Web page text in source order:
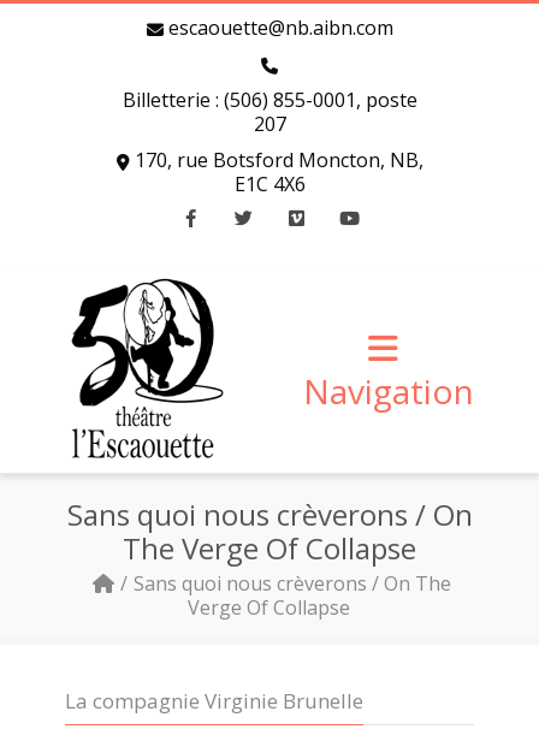
escaouette@nb.aibn.com
Billetterie : (506) 855-0001, poste
207
170, rue Botsford Moncton, NB,
E1C 4X6
Navigation
Sans quoi nous crèverons / On
The Verge Of Collapse
Sans quoi nous crèverons / On The
Verge Of Collapse
La compagnie Virginie Brunelle